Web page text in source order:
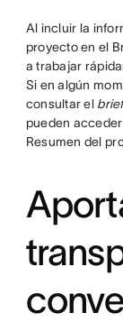
Al incluir la
proyecto en el
a trabajar
Si en algún
consultar el brief
pueden
Resumen del